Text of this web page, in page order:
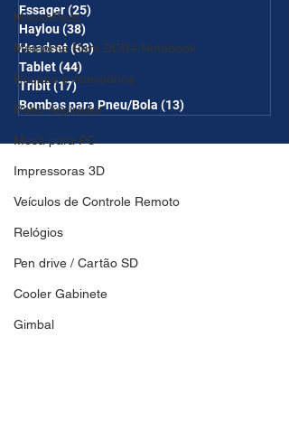
MousePads
Memórtia Ram DDR4 Notebook
Roupas e Acessórios
Robô Aspirador
Mesa para PC
Impressoras 3D
Veículos de Controle Remoto
Relógios
Pen drive / Cartão SD
Cooler Gabinete
Gimbal
Essager(25)
Haylou(38)
Headset(63)63 posts
Tablet(44)
Tribit(17)17 posts
Bombas para Pneu/Bola (13)